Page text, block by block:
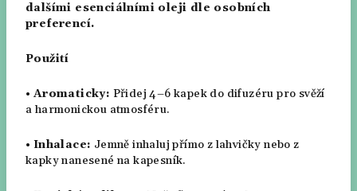
dalšími esenciálními oleji dle osobních
preferencí.
Použití
• Aromaticky: Přidej 4–6 kapek do difuzéru pro svěží
a harmonickou atmosféru.
• Inhalace: Jemně inhaluj přímo z lahvičky nebo z
kapky nanesené na kapesník.